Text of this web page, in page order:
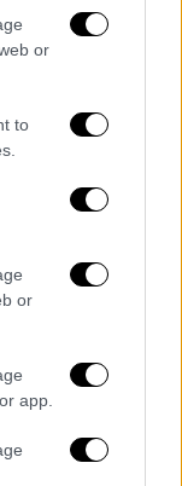
or
to
or
app.